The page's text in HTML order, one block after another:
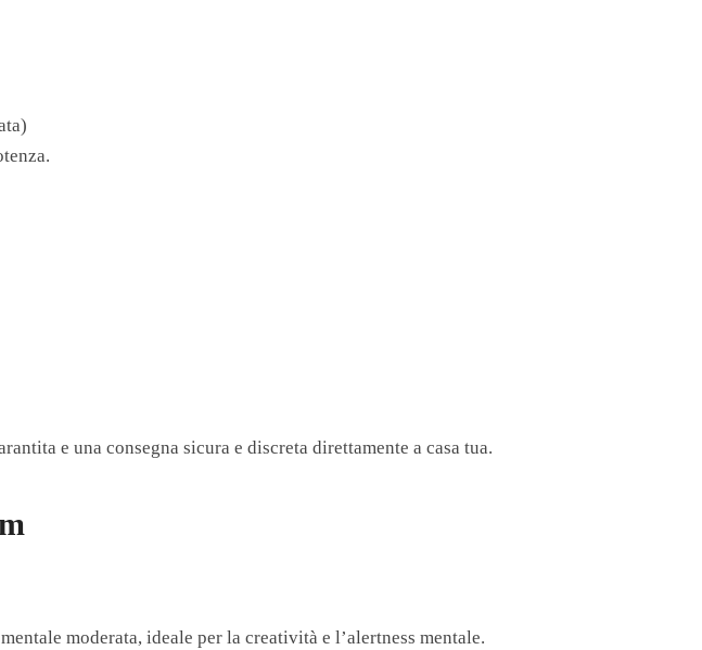
e una consegna sicura e discreta direttamente a casa tua.
moderata, ideale per la creatività e l’alertness mentale.